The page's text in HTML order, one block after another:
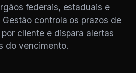
federais, estaduais e
Gestão controla os prazos de
cliente e dispara alertas
do vencimento.